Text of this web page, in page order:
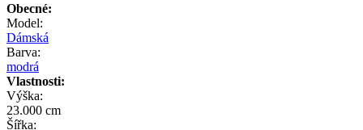
Obecné:
Model:
Dámská
Barva:
modrá
Vlastnosti:
Výška:
23.000 cm
Šířka: